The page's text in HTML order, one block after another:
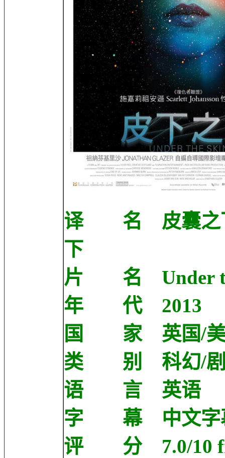
译 名 皮囊之下/
下
片 名 Under
年 代 2013
国 家 英国/美
类 别 科幻/剧
语 言 英语
字 幕 中文字
评 分 7.0/10